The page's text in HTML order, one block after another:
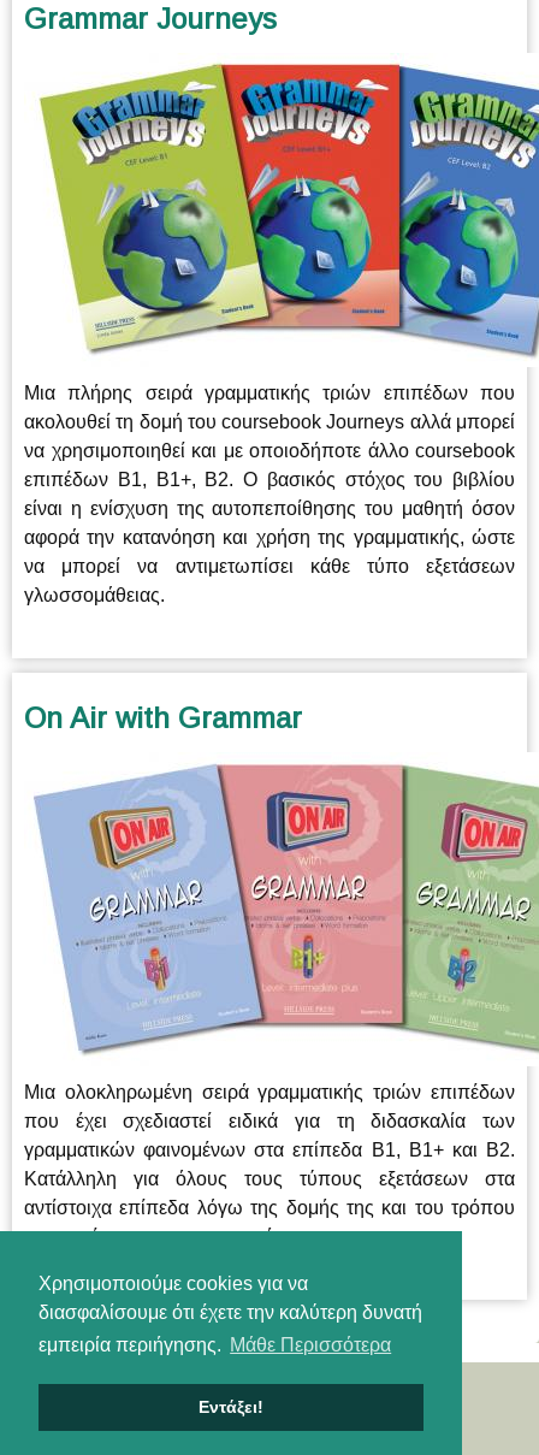
Χρησιμοποιούμε cookies για να
διασφαλίσουμε ότι έχετε την καλύτερη δυνατή
εμπειρία περιήγησης. Μάθε Περισσότερα
Εντάξει!
Grammar Journeys
Μια πλήρης σειρά γραμματικής τριών επιπέδων που
ακολουθεί τη δομή του coursebook Journeys αλλά μπορεί
να χρησιμοποιηθεί και με οποιοδήποτε άλλο coursebook
επιπέδων Β1, Β1+, Β2. Ο βασικός στόχος του βιβλίου
είναι η ενίσχυση της αυτοπεποίθησης του μαθητή όσον
αφορά την κατανόηση και χρήση της γραμματικής, ώστε
να μπορεί να αντιμετωπίσει κάθε τύπο εξετάσεων
γλωσσομάθειας.
On Air with Grammar
Μια ολοκληρωμένη σειρά γραμματικής τριών επιπέδων
που έχει σχεδιαστεί ειδικά για τη διδασκαλία των
γραμματικών φαινομένων στα επίπεδα B1, B1+ και Β2.
Κατάλληλη για όλους τους τύπους εξετάσεων στα
αντίστοιχα επίπεδα λόγω της δομής της και του τρόπου
παρουσίασης της γραμματικής.
About us Catalogue E-shop
Όροι Χρήσης